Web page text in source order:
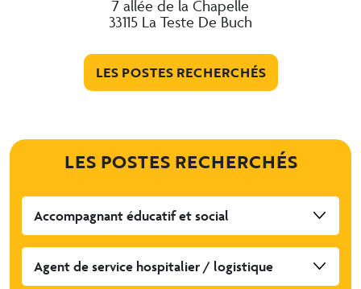
7 allée de la Chapelle
33115 La Teste De Buch
LES POSTES RECHERCHÉS
LES POSTES RECHERCHÉS
Accompagnant éducatif et social
Agent de service hospitalier / logistique